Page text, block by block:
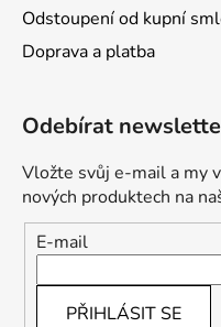
Odstoupení od kupní
Doprava a platba
Odebírat
Vložte svůj e-mail a my
nových produktech na
E-mail
PŘIHLÁSIT SE